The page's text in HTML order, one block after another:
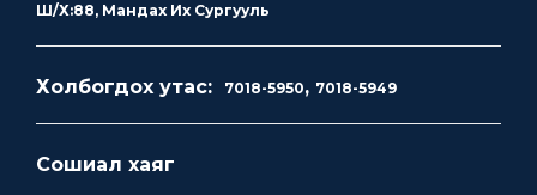
Ш/Х:88, Мандах Их Сургууль
Холбогдох утас: 7018-5950, 7018-5949
Сошиал хаяг